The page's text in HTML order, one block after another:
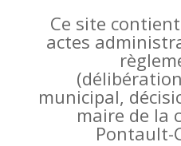
Ce site
actes
(
municipal,
maire de la
Pontault-